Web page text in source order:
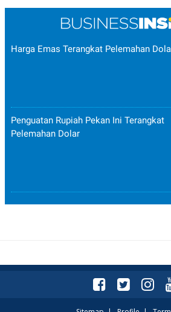
Harga Emas Terangkat Pelemahan
Penguatan Rupiah Pekan Ini Terangkat
Pelemahan Dolar